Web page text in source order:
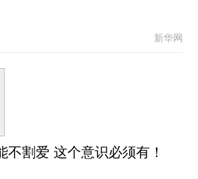
新华网
不割爱 这个意识必须有！